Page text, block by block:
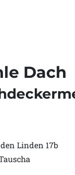
Dach
Linden 17b